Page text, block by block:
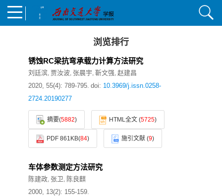
浏览排行
锈蚀RC梁抗弯承载力计算方法研究
刘廷滨, 贾汝波, 张晨宇, 靳文强, 赵建昌
2020, 55(4): 789-795. doi: 10.3969/j.issn.0258-
2724.20190277
摘要(5882) HTML全文 (5725)
PDF 861KB(84) 施引文献 (9)
车体参数测定方法研究
陈建政, 张卫, 陈良麒
2000, 13(2): 155-159.